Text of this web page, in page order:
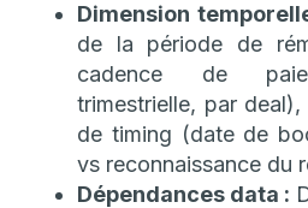
Dimension
de la période de
cadence de
trimestrielle, par
de timing (date de
vs reconnaissance du
Dépendances data :